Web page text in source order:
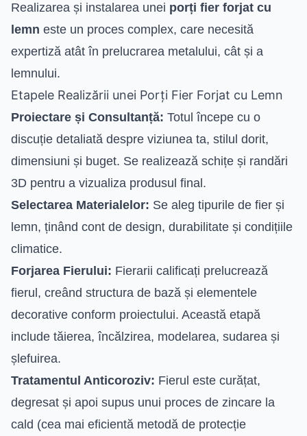
Realizarea și instalarea unei porți fier forjat cu
lemn este un proces complex, care necesită
expertiză atât în prelucrarea metalului, cât și a
lemnului.
Etapele Realizării unei Porți Fier Forjat cu Lemn
Proiectare și Consultanță: Totul începe cu o
discuție detaliată despre viziunea ta, stilul dorit,
dimensiuni și buget. Se realizează schițe și randări
3D pentru a vizualiza produsul final.
Selectarea Materialelor: Se aleg tipurile de fier și
lemn, ținând cont de design, durabilitate și condițiile
climatice.
Forjarea Fierului: Fierarii calificați prelucrează
fierul, creând structura de bază și elementele
decorative conform proiectului. Această etapă
include tăierea, încălzirea, modelarea, sudarea și
șlefuirea.
Tratamentul Anticoroziv: Fierul este curățat,
degresat și apoi supus unui proces de zincare la
cald (cea mai eficientă metodă de protecție